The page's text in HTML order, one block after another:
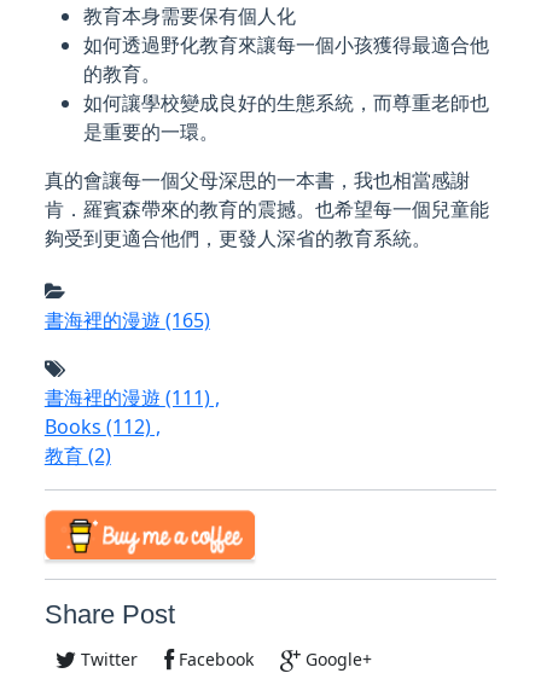
教育本身需要保有個人化
如何透過野化教育來讓每一個小孩獲得最適合他
的教育。
如何讓學校變成良好的生態系統，而尊重老師也
是重要的一環。
真的會讓每一個父母深思的一本書，我也相當感謝
肯．羅賓森帶來的教育的震撼。也希望每一個兒童能
夠受到更適合他們，更發人深省的教育系統。
書海裡的漫遊 (165)
書海裡的漫遊 (111),
Books (112),
教育(2)
Share Post
Twitter Facebook Google+